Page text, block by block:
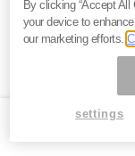
文によれば、中
2,000万トンを超
その行き先として
By clicking “Accept
your device to
our marketing efforts.
settings